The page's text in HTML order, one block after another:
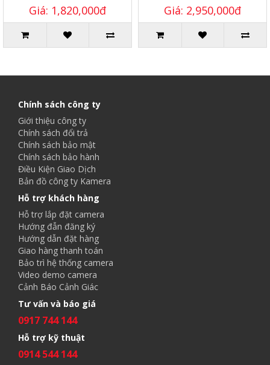
Giá: 1,820,000đ Giá: 2,950,000đ
Chính sách công ty
Giới thiệu công ty
Chính sách đổi trả
Chính sách bảo mật
Chính sách bảo hành
Điều Kiện Giao Dịch
Bản đồ công ty Kamera
Hỗ trợ khách hàng
Hỗ trợ lắp đặt camera
Hướng đẫn đăng ký
Hướng dẫn đặt hàng
Giao hàng thanh toán
Bảo trì hệ thống camera
Video demo camera
Cảnh Báo Cảnh Giác
Tư vấn và báo giá
0917 744 144
Hỗ trợ kỹ thuật
0914 544 144